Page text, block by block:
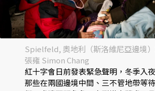
Spielfeld, 奧地利（斯洛維尼亞邊境
張雍 Simon Chang
紅十字會日前發表緊急聲明，冬季入
那些在兩國邊境中間、三不管地帶等